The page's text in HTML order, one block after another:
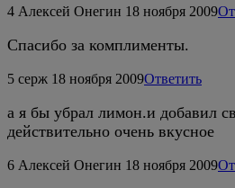
4 Алексей Онегин 18 ноября 2009
Спасибо за комплименты.
5 серж 18 ноября 2009Ответить
а я бы убрал лимон.и добавил
действительно очень вкусное
6 Алексей Онегин 18 ноября 2009